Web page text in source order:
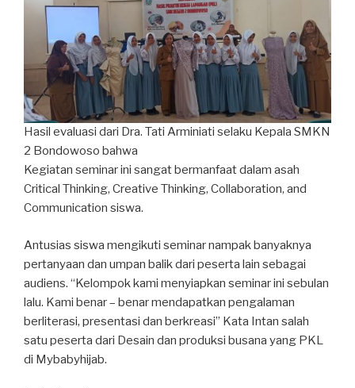
Hasil evaluasi dari Dra. Tati Arminiati selaku Kepala SMKN
2 Bondowoso bahwa
Kegiatan seminar ini sangat bermanfaat dalam asah
Critical Thinking, Creative Thinking, Collaboration, and
Communication siswa.
Antusias siswa mengikuti seminar nampak banyaknya
pertanyaan dan umpan balik dari peserta lain sebagai
audiens. “Kelompok kami menyiapkan seminar ini sebulan
lalu. Kami benar – benar mendapatkan pengalaman
berliterasi, presentasi dan berkreasi” Kata Intan salah
satu peserta dari Desain dan produksi busana yang PKL
di Mybabyhijab.